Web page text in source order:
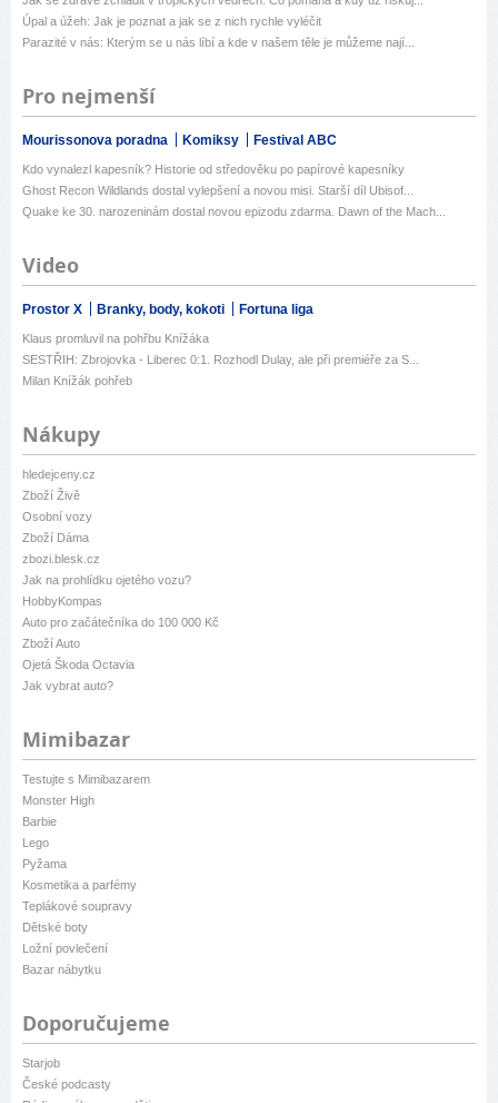
Úpal a úžeh: Jak je poznat a jak se z nich rychle vyléčit
Parazité v nás: Kterým se u nás líbí a kde v našem těle je můžeme nají...
Pro nejmenší
Mourissonova poradna Komiksy Festival ABC
Kdo vynalezl kapesník? Historie od středověku po papírové kapesníky
Ghost Recon Wildlands dostal vylepšení a novou misi. Starší díl Ubisof...
Quake ke 30. narozeninám dostal novou epizodu zdarma. Dawn of the Mach...
Video
Prostor X Branky, body, kokoti Fortuna liga
Klaus promluvil na pohřbu Knížáka
SESTŘIH: Zbrojovka - Liberec 0:1. Rozhodl Dulay, ale při premiéře za S...
Milan Knížák pohřeb
Nákupy
hledejceny.cz
Zboží Živě
Osobní vozy
Zboží Dáma
zbozi.blesk.cz
Jak na prohlídku ojetého vozu?
HobbyKompas
Auto pro začátečníka do 100 000 Kč
Zboží Auto
Ojetá Škoda Octavia
Jak vybrat auto?
Mimibazar
Testujte s Mimibazarem
Monster High
Barbie
Lego
Pyžama
Kosmetika a parfémy
Teplákové soupravy
Dětské boty
Ložní povlečení
Bazar nábytku
Doporučujeme
Starjob
České podcasty